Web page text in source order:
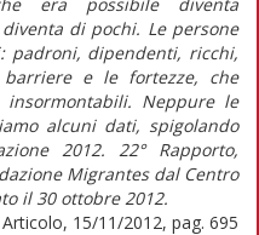
di pochi. Le persone
padroni, dipendenti, ricchi,
e le fortezze, che
insormontabili. Neppure le
alcuni dati, spigolando
2012. 22° Rapporto,
Migrantes dal Centro
il 30 ottobre 2012.
Articolo, 15/11/2012, pag. 695